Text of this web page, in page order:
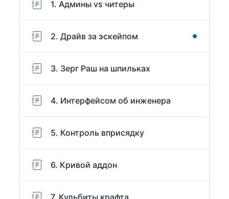
1. Админы vs читеры
2. Драйв за эскейпом
3. Зерг Раш на шпильках
4. Интерфейсом об инженера
5. Контроль вприсядку
6. Кривой аддон